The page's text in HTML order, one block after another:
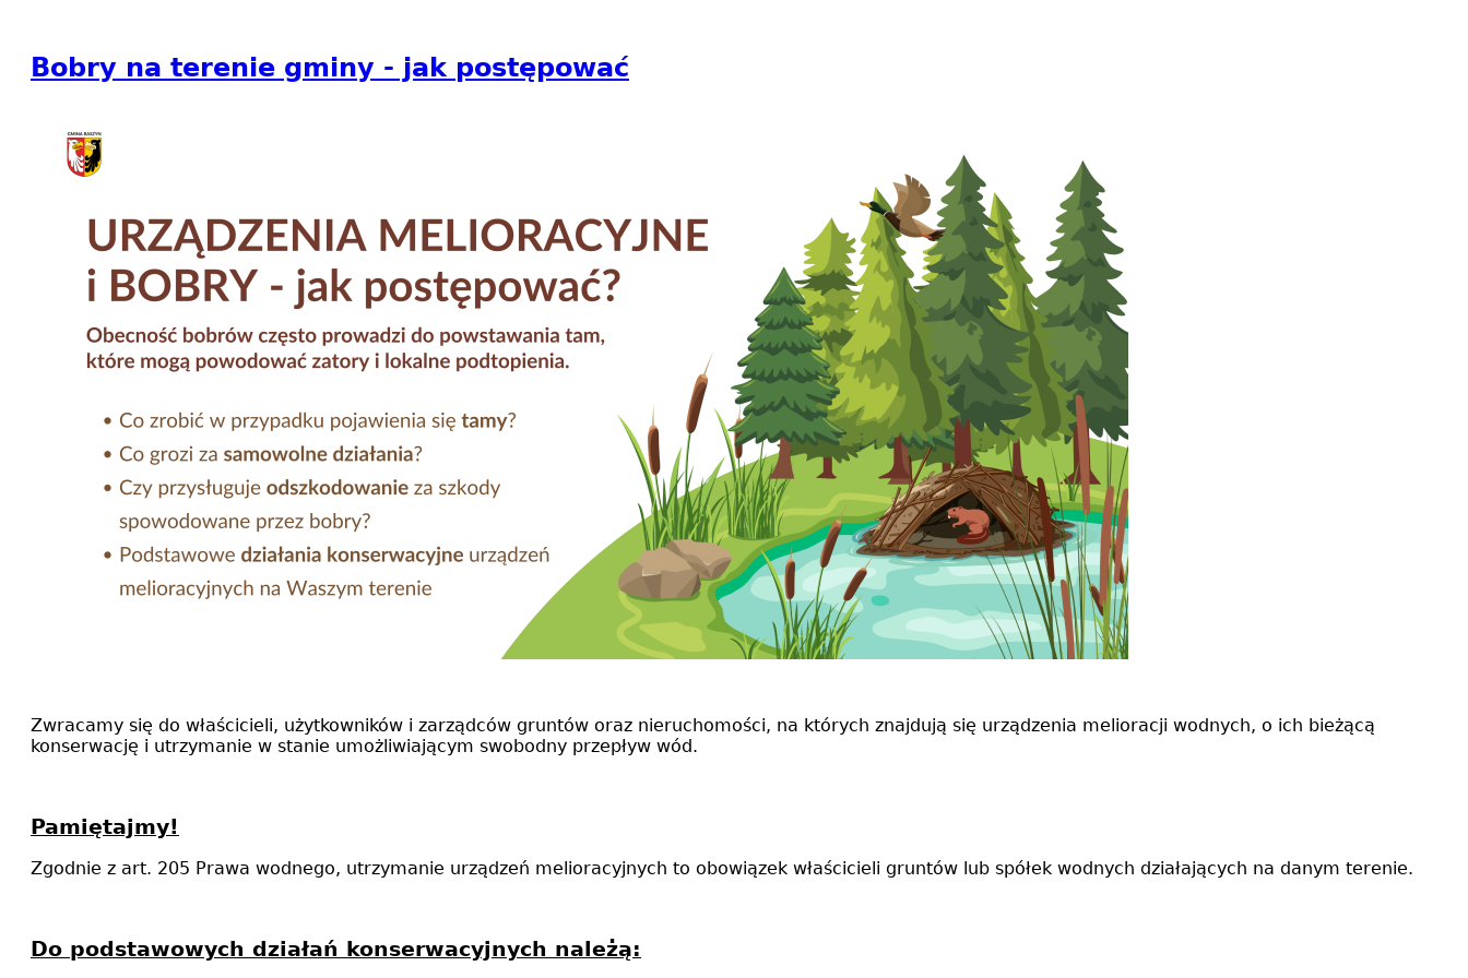
Bobry na terenie gminy - jak postępować
Zwracamy się do właścicieli, użytkowników i zarządców gruntów oraz nieruchomości, na których znajdują się urządzenia melioracji wodnych, o ich bieżącą
konserwację i utrzymanie w stanie umożliwiającym swobodny przepływ wód.
Pamiętajmy!
Zgodnie z art. 205 Prawa wodnego, utrzymanie urządzeń melioracyjnych to obowiązek właścicieli gruntów lub spółek wodnych działających na danym terenie.
Do podstawowych działań konserwacyjnych należą: